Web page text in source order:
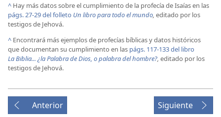
^ Hay más datos sobre el cumplimiento de la profecía de Isaías en las
págs. 27-29 del folleto Un libro para todo el mundo, editado por los
testigos de Jehová.
^ Encontrará más ejemplos de profecías bíblicas y datos históricos
que documentan su cumplimiento en las págs. 117-133 del libro
La Biblia... ¿la Palabra de Dios, o palabra del hombre?, editado por los
testigos de Jehová.
Anterior Siguiente